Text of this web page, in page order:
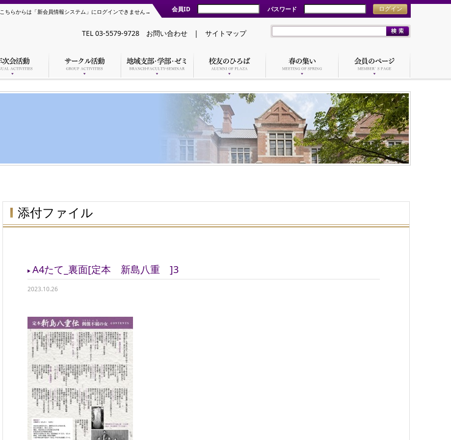
こちらからは「新会員情報システム」にログインできません→ 会員ID パスワード ログイン
TEL 03-5579-9728 お問い合わせ | サイトマップ
添付ファイル
A4たて_裏面[定本 新島八重 ]3
2023.10.26